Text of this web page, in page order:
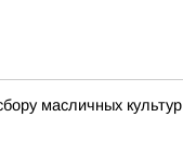
масличных культур